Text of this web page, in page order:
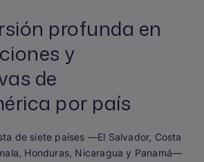
profunda en
y
de
por país
de siete países —El Salvador, Costa
Honduras, Nicaragua y Panamá—